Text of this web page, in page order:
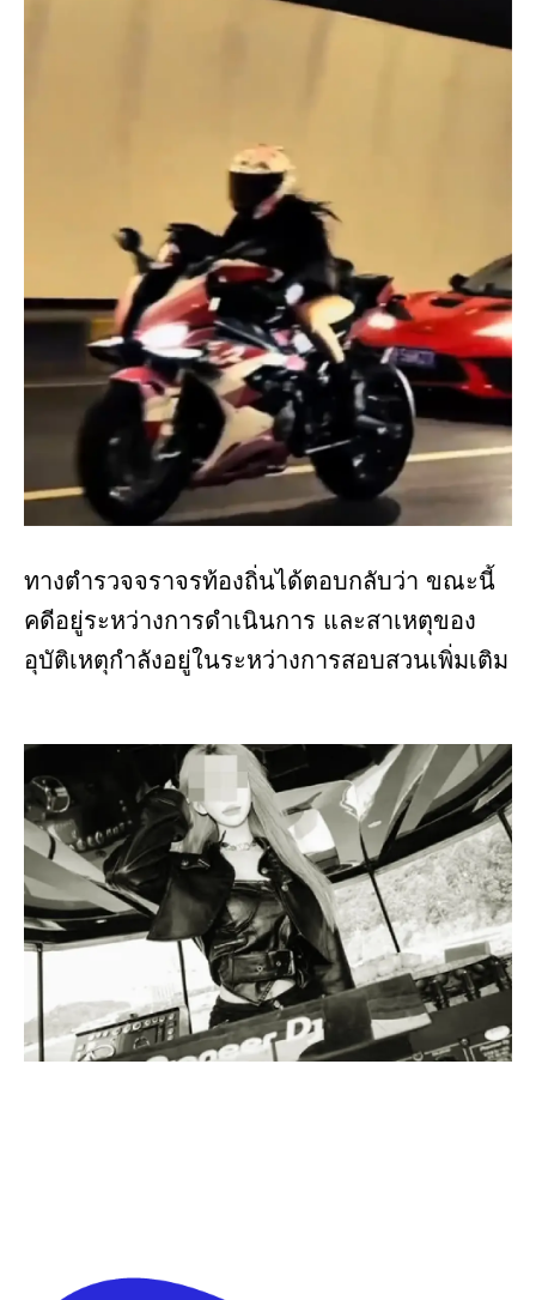
ทางตำรวจจราจรท้องถิ่นได้ตอบกลับว่า ขณะนี้
คดีอยู่ระหว่างการดำเนินการ และสาเหตุของ
อุบัติเหตุกำลังอยู่ในระหว่างการสอบสวนเพิ่มเติม